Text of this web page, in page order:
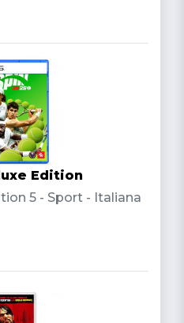
Edition
5 - Sport - Italiana